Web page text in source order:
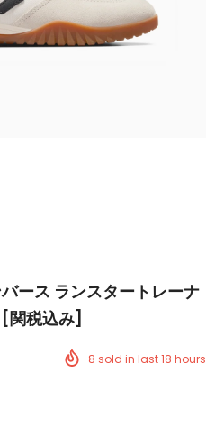
ース ランスタートレーナ
関税込み]
8 sold in last18 hours